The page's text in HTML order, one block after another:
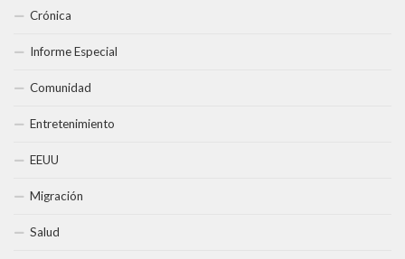
Crónica
Informe Especial
Comunidad
Entretenimiento
EEUU
Migración
Salud